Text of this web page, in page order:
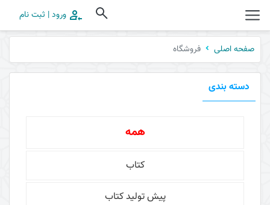
ورود | ثبت نام
صفحه اصلی فروشگاه
دسته بندی
همه
کتاب
پیش تولید کتاب